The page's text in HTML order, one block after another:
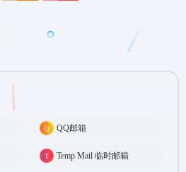
QQ邮箱
Temp Mail 临时邮箱